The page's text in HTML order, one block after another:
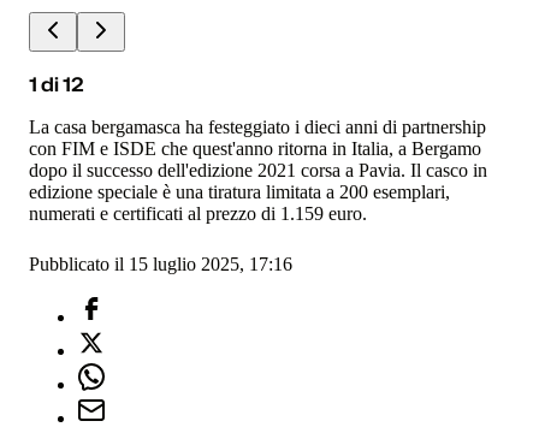
1di12
La casa bergamasca ha festeggiato i dieci anni di partnership
con FIM e ISDE che quest'anno ritorna in Italia, a Bergamo
dopo il successo dell'edizione 2021 corsa a Pavia. Il casco in
edizione speciale è una tiratura limitata a 200 esemplari,
numerati e certificati al prezzo di 1.159 euro.
Pubblicato il 15 luglio 2025, 17:16